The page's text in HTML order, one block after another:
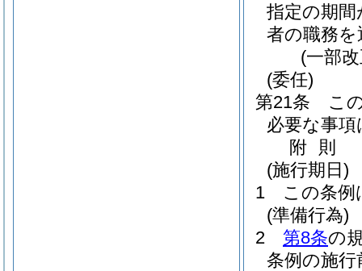
指定の期
者の職務
(一部
(委任)
第21条
こ
必要な事
附 則
(施行期日)
1
この条例
(準備行為)
2
第8条の
条例の施